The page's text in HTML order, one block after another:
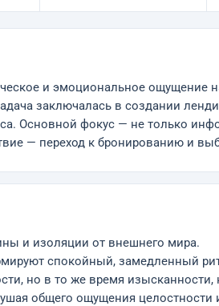
и эмоциональное ощущение
заключалась в создании
Основной фокус — не только
— переход к бронированию и
и изоляции от внешнего мира.
спокойный, замедленный
но в то же время
общего ощущения целостности